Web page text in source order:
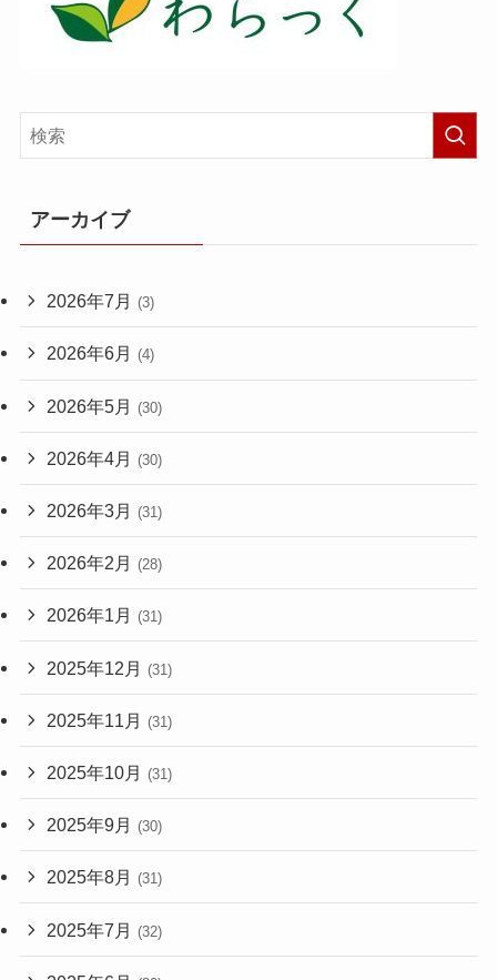
アーカイブ
2026年7月 (3)
2026年6月 (4)
2026年5月 (30)
2026年4月 (30)
2026年3月 (31)
2026年2月 (28)
2026年1月 (31)
2025年12月 (31)
2025年11月 (31)
2025年10月 (31)
2025年9月 (30)
2025年8月 (31)
2025年7月 (32)